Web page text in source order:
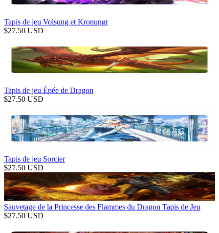
Tapis de jeu Volsung et Kronungr
$27.50 USD
Tapis de jeu Épée de Dragon
$27.50 USD
Tapis de jeu Sorcier
$27.50 USD
Sauvetage de la Princesse des Flammes du Dragon Tapis de Jeu
$27.50 USD